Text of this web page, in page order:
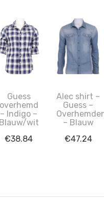
Guess
overhemd
– Indigo –
Blauw/wit
€38.84
Alec shirt –
Guess –
– Blauw
€47.24